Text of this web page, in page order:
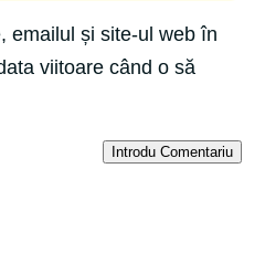
emailul și site-ul web în
viitoare când o să
Introdu Comentariu